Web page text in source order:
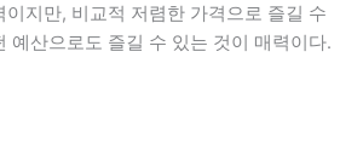
이지만, 비교적 저렴한 가격으로 즐길 수
예산으로도 즐길 수 있는 것이 매력이다.